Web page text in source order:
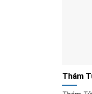
Thám
Chứng